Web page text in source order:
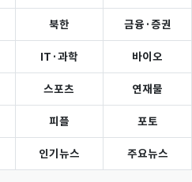
북한 금융·증권
IT·과학 바이오
스포츠 연재물
피플 포토
인기뉴스 주요뉴스